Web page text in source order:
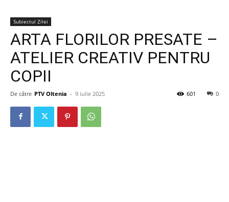
Subiectul Zilei
ARTA FLORILOR PRESATE –
ATELIER CREATIV PENTRU
COPII
De către PTV Oltenia - 9 iulie 2025 0
601